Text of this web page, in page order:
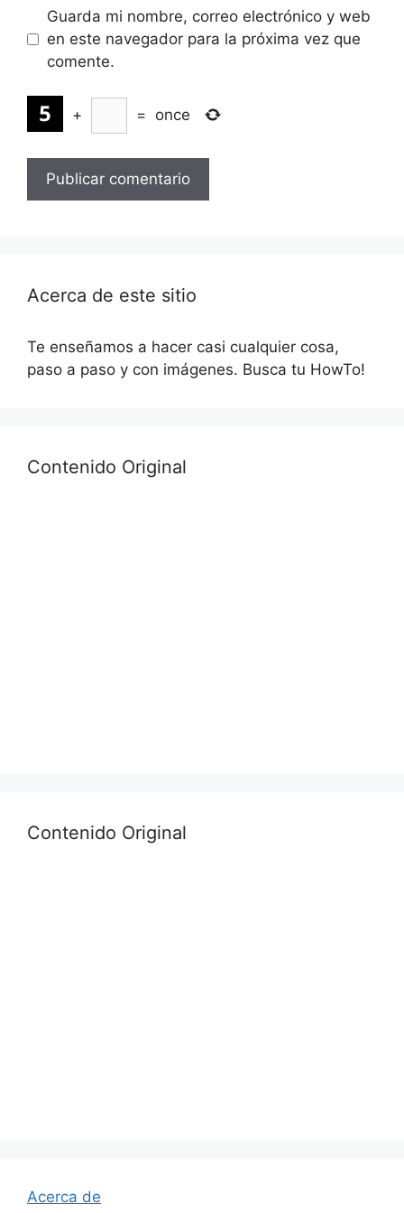
Guarda mi nombre, correo electrónico y web
en este navegador para la próxima vez que
comente.
+ = once
Acerca de este sitio
Te enseñamos a hacer casi cualquier cosa,
paso a paso y con imágenes. Busca tu HowTo!
Contenido Original
Contenido Original
Acerca de